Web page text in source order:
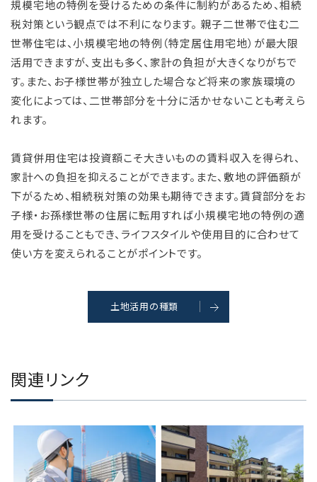
規模宅地の特例を受けるための条件に制約があるため、相続
税対策という観点では不利になります。 親子二世帯で住む二
世帯住宅は、小規模宅地の特例（特定居住用宅地）が最大限
活用できますが、支出も多く、家計の負担が大きくなりがちで
す。また、お子様世帯が独立した場合など将来の家族環境の
変化によっては、二世帯部分を十分に活かせないことも考えら
れます。
賃貸併用住宅は投資額こそ大きいものの賃料収入を得られ、
家計への負担を抑えることができます。また、敷地の評価額が
下がるため、相続税対策の効果も期待できます。賃貸部分をお
子様・お孫様世帯の住居に転用すれば小規模宅地の特例の適
用を受けることもでき、ライフスタイルや使用目的に合わせて
使い方を変えられることがポイントです。
土地活用の種類
関連リンク